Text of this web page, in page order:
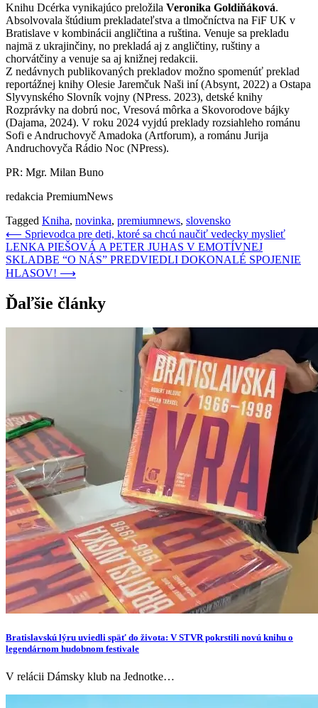
Knihu Dcérka vynikajúco preložila Veronika Goldiňáková.
Absolvovala štúdium prekladateľstva a tlmočníctva na FiF UK v
Bratislave v kombinácii angličtina a ruština. Venuje sa prekladu
najmä z ukrajinčiny, no prekladá aj z angličtiny, ruštiny a
chorvátčiny a venuje sa aj knižnej redakcii.
Z nedávnych publikovaných prekladov možno spomenúť preklad
reportážnej knihy Olesie Jaremčuk Naši iní (Absynt, 2022) a Ostapa
Slyvynského Slovník vojny (NPress. 2023), detské knihy
Rozprávky na dobrú noc, Vresová môrka a Skovorodove bájky
(Dajama, 2024). V roku 2024 vyjdú preklady rozsiahleho románu
Sofi e Andruchovyč Amadoka (Artforum), a románu Jurija
Andruchovyča Rádio Noc (NPress).
PR: Mgr. Milan Buno
redakcia PremiumNews
Tagged Kniha, novinka, premiumnews, slovensko
Navigácia
v
článku
⟵ Sprievodca pre deti, ktoré sa chcú naučiť vedecky myslieť
LENKA PIEŠOVÁ A PETER JUHAS V EMOTÍVNEJ
SKLADBE “O NÁS” PREDVIEDLI DOKONALÉ SPOJENIE
HLASOV! ⟶
Ďaľšie články
Bratislavskú lýru uviedli späť do života: V STVR pokrstili novú knihu o
legendárnom hudobnom festivale
V relácii Dámsky klub na Jednotke…